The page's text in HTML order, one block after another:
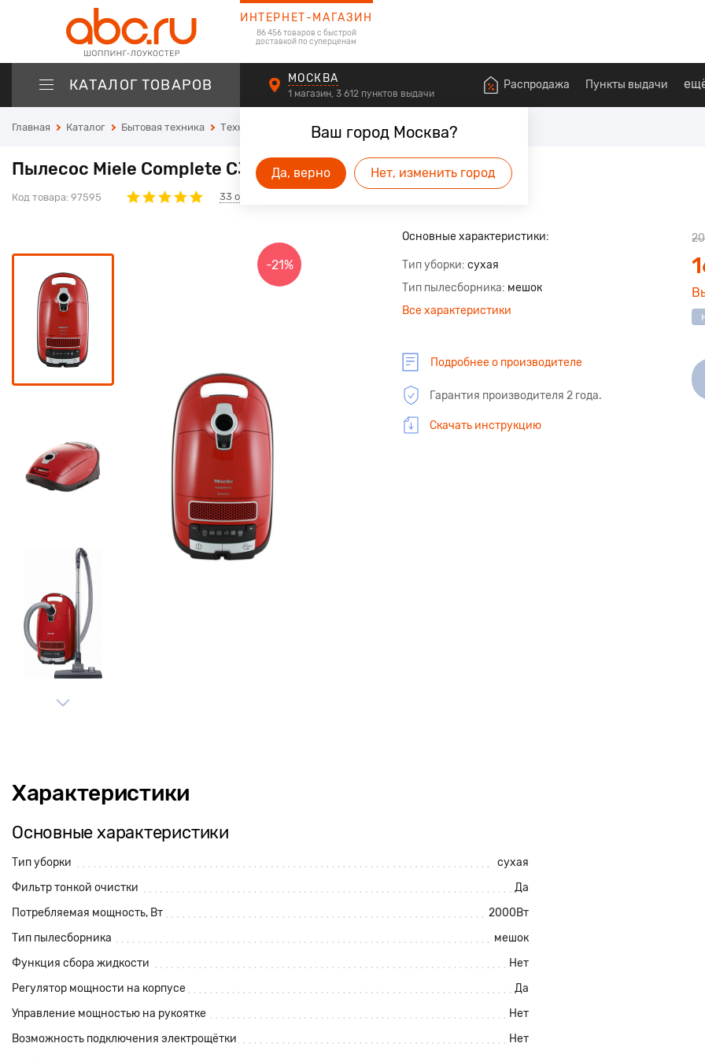
ИНТЕРНЕТ-МАГАЗИН
86 456 товаров с быстрой
доставкой по суперценам
КАТАЛОГ ТОВАРОВ
Ваш город Москва?
Да, верно Нет, изменить город
МОСКВА
1 магазин, 3 612 пунктов выдачи
Распродажа Пункты выдачи
Главная Каталог Бытовая техника Техника для дома Пылесосы
Пылесос Miele Complete C3 SGDA0 Красный Манговый
Код товара: 97595 33 отзывов
-21%
Основные характеристики:
Тип уборки сухая
Тип пылесборника мешок
Все характеристики
Подробнее о производителе
Гарантия производителя 2 года.
Скачать инструкцию
Характеристики
Основные характеристики
Тип уборки
сухая
Фильтр тонкой очистки
Да
Потребляемая мощность, Вт
2000Вт
Тип пылесборника
мешок
Функция сбора жидкости
Нет
Регулятор мощности на корпусе
Да
Управление мощностью на рукоятке
Нет
Возможность подключения электрощётки
Нет